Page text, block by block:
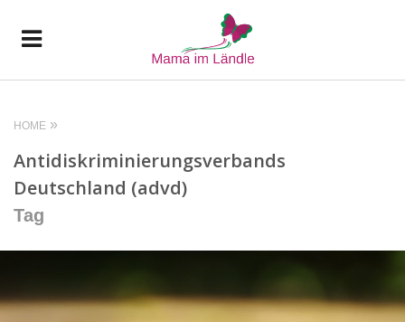
HOME
Antidiskriminierungsverbands
Deutschland (advd)
Tag